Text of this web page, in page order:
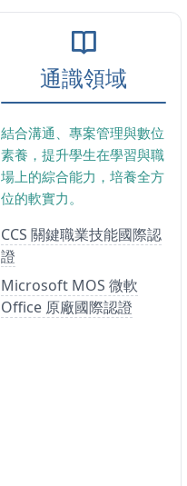
通識領域
結合溝通、專案管理與數位
素養，提升學生在學習與職
場上的綜合能力，培養全方
位的軟實力。
CCS 關鍵職業技能國際認
證
Microsoft MOS 微軟
Office 原廠國際認證